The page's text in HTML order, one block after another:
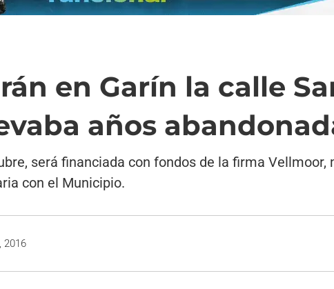
en Garín la calle
años
será financiada con fondos de la firma Vellmoor,
con el Municipio.
2016